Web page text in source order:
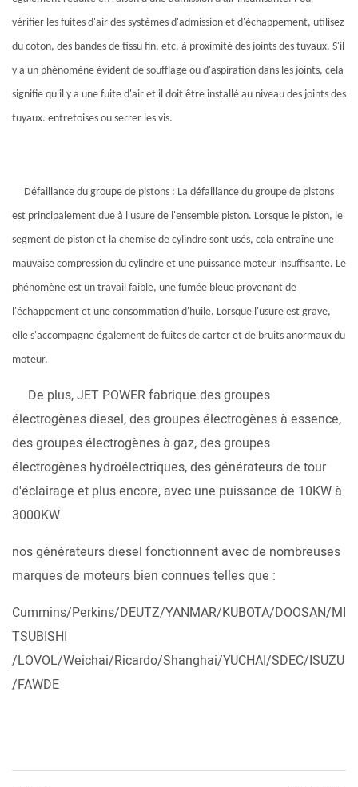
vérifier les fuites d'air des systèmes d'admission et d'échappement, utilisez
du coton, des bandes de tissu fin, etc. à proximité des joints des tuyaux. S'il
y a un phénomène évident de soufflage ou d'aspiration dans les joints, cela
signifie qu'il y a une fuite d'air et il doit être installé au niveau des joints des
tuyaux. entretoises ou serrer les vis.
Défaillance du groupe de pistons : La défaillance du groupe de pistons
est principalement due à l'usure de l'ensemble piston. Lorsque le piston, le
segment de piston et la chemise de cylindre sont usés, cela entraîne une
mauvaise compression du cylindre et une puissance moteur insuffisante. Le
phénomène est un travail faible, une fumée bleue provenant de
l'échappement et une consommation d'huile. Lorsque l'usure est grave,
elle s'accompagne également de fuites de carter et de bruits anormaux du
moteur.
De plus, JET POWER fabrique des groupes
électrogènes diesel, des groupes électrogènes à essence,
des groupes électrogènes à gaz, des groupes
électrogènes hydroélectriques, des générateurs de tour
d'éclairage et plus encore, avec une puissance de 10KW à
3000KW.
nos générateurs diesel fonctionnent avec de nombreuses
marques de moteurs bien connues telles que :
Cummins/Perkins/DEUTZ/YANMAR/KUBOTA/DOOSAN/MI
TSUBISHI
/LOVOL/Weichai/Ricardo/Shanghai/YUCHAI/SDEC/ISUZU
/FAWDE